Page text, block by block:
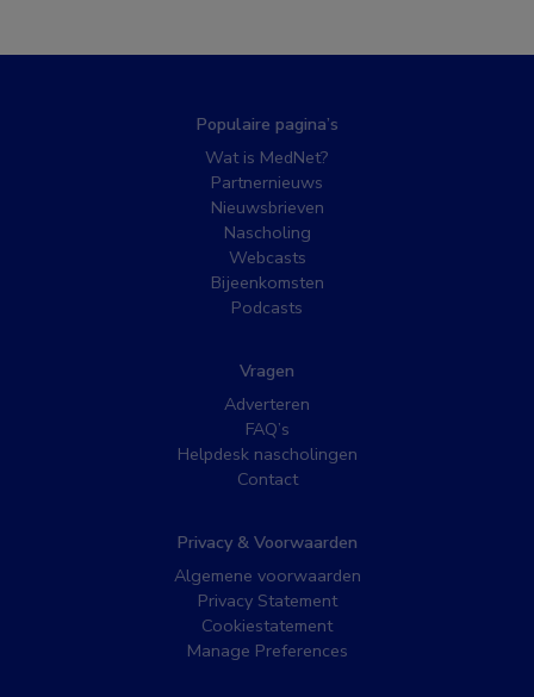
Populaire pagina’s
Wat is MedNet?
Partnernieuws
Nieuwsbrieven
Nascholing
Webcasts
Bijeenkomsten
Podcasts
Vragen
Adverteren
FAQ’s
Helpdesk nascholingen
Contact
Privacy & Voorwaarden
Algemene voorwaarden
Privacy Statement
Cookiestatement
Manage Preferences